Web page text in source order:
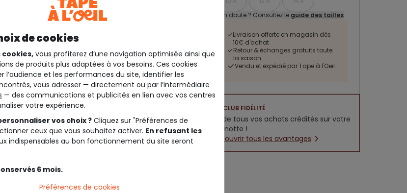
Un doute ? Consultez le guide des tailles
Livraison offerte en magasin dès
10€ d'achat
Retour & échanges gratuits toute
la saison
Vendu et expédié par Tape à l'Oeil
CLUB FIDÉLITÉ
5% de tous vos achats crédités sur votre
cagnotte !
Découvrir tous les avantages
Description
de cookies
cookies, vous profiterez d’une navigation optimisée ainsi que
de produits plus adaptées à vos besoins. Ces cookies
l’audience et les performances du site, identifier les
vous adresser — directement ou par l’intermédiaire
— des communications et publicités en lien avec vos centres
votre expérience.
vos choix ? Cliquez sur "Préférences de
ceux que vous souhaitez activer. En refusant les
indispensables au bon fonctionnement du site seront
6 mois.
Préférences de cookies